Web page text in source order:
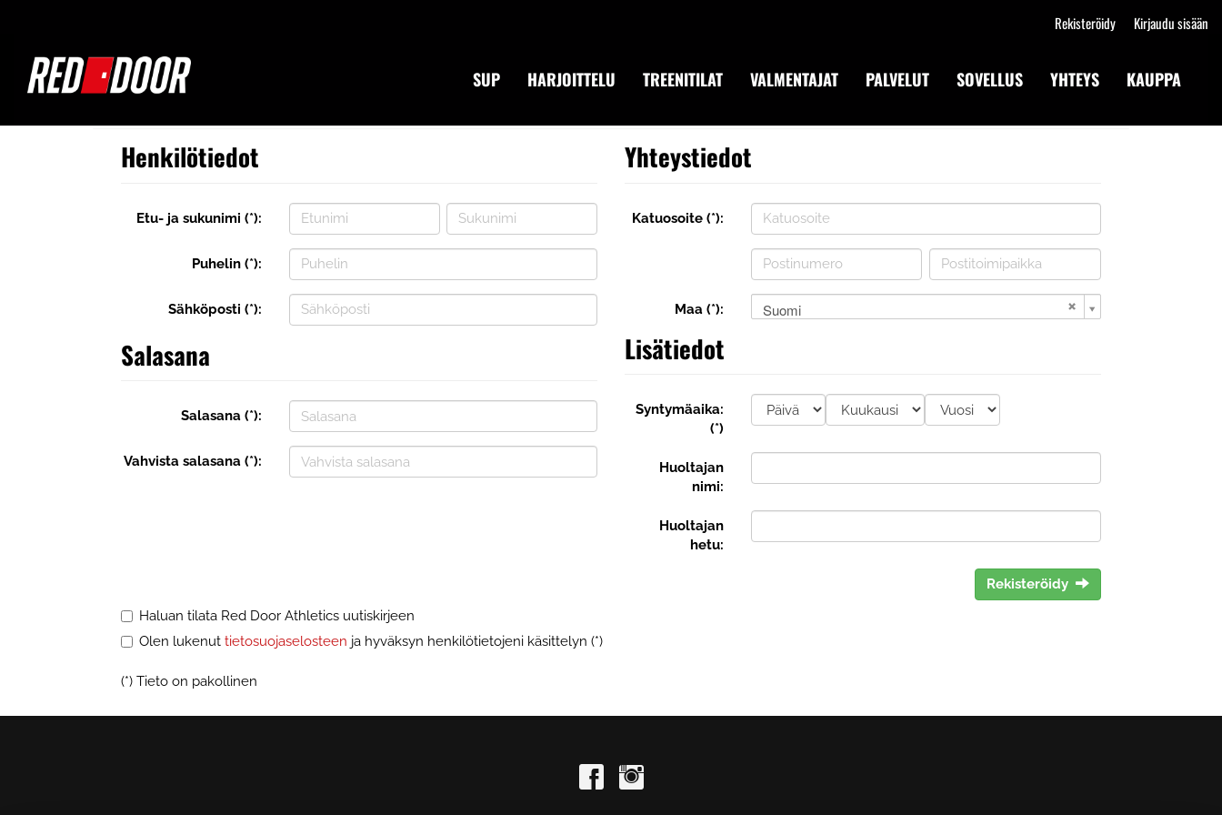
Rekisteröidy Kirjaudu sisään
SUP HARJOITTELU TREENITILAT VALMENTAJAT PALVELUT SOVELLUS YHTEYS KAUPPA
Henkilötiedot
Etu- ja sukunimi (*):
Puhelin (*):
Sähköposti (*):
Salasana
Salasana (*):
Vahvista salasana (*):
Yhteystiedot
Katuosoite (*):
Maa (*): Suomi
Lisätiedot
Syntymäaika:
(*)
Huoltajan
nimi:
Huoltajan
hetu:
Rekisteröidy
Haluan tilata Red Door Athletics uutiskirjeen
Olen lukenut tietosuojaselosteen ja hyväksyn henkilötietojeni käsittelyn (*)
(*) Tieto on pakollinen